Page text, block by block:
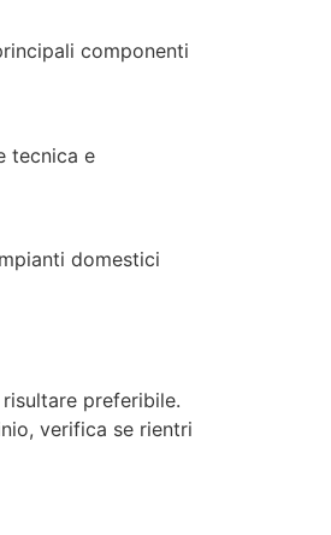
componenti
tecnica e
domestici
preferibile.
verifica se rientri